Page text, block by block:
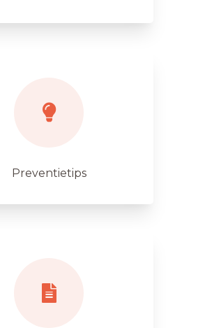
Preventietips